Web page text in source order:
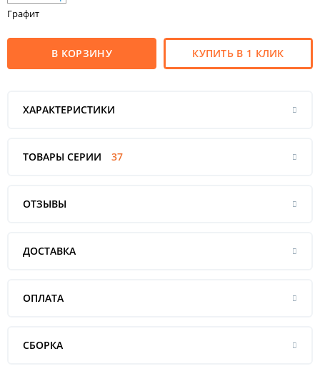
Графит
В КОРЗИНУ КУПИТЬ В 1 КЛИК
ХАРАКТЕРИСТИКИ
ТОВАРЫ СЕРИИ 37
ОТЗЫВЫ
ДОСТАВКА
ОПЛАТА
СБОРКА